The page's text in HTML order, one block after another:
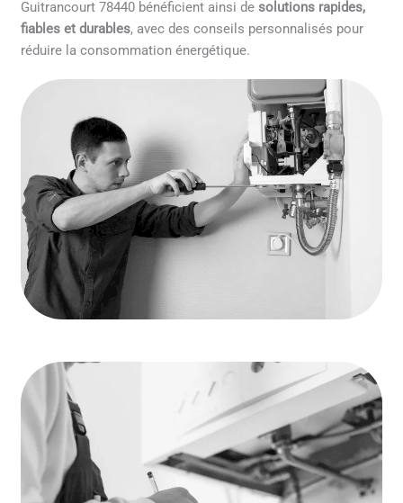
Guitrancourt 78440 bénéficient ainsi desolutions rapides,
fiables et durables, avec des conseils personnalisés pour
réduire la consommation énergétique.